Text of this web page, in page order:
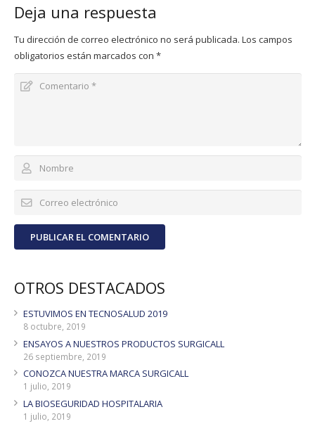
Deja una respuesta
Tu dirección de correo electrónico no será publicada. Los campos
obligatorios están marcados con *
PUBLICAR EL COMENTARIO
OTROS DESTACADOS
ESTUVIMOS EN TECNOSALUD 2019
8 octubre, 2019
ENSAYOS A NUESTROS PRODUCTOS SURGICALL
26 septiembre, 2019
CONOZCA NUESTRA MARCA SURGICALL
1 julio, 2019
LA BIOSEGURIDAD HOSPITALARIA
1 julio, 2019